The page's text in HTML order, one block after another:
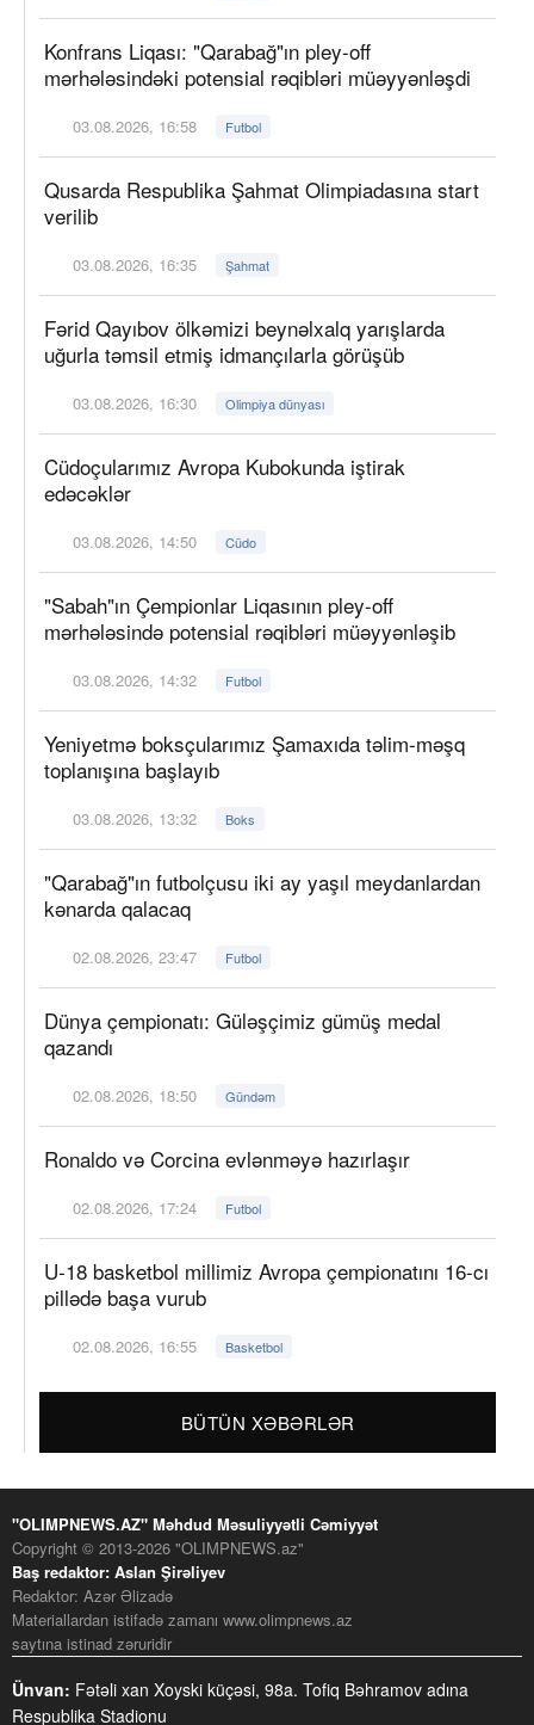
Konfrans Liqası: "Qarabağ"ın pley-off
mərhələsindəki potensial rəqibləri müəyyənləşdi
03.08.2026, 16:58 Futbol
Qusarda Respublika Şahmat Olimpiadasına start
verilib
03.08.2026, 16:35 Şahmat
Fərid Qayıbov ölkəmizi beynəlxalq yarışlarda
uğurla təmsil etmiş idmançılarla görüşüb
03.08.2026, 16:30 Olimpiya dünyası
Cüdoçularımız Avropa Kubokunda iştirak
edəcəklər
03.08.2026, 14:50 Cüdo
"Sabah"ın Çempionlar Liqasının pley-off
mərhələsində potensial rəqibləri müəyyənləşib
03.08.2026, 14:32 Futbol
Yeniyetmə boksçularımız Şamaxıda təlim-məşq
toplanışına başlayıb
03.08.2026, 13:32 Boks
"Qarabağ"ın futbolçusu iki ay yaşıl meydanlardan
kənarda qalacaq
02.08.2026, 23:47 Futbol
Dünya çempionatı: Güləşçimiz gümüş medal
qazandı
02.08.2026, 18:50 Gündəm
Ronaldo və Corcina evlənməyə hazırlaşır
02.08.2026, 17:24 Futbol
U-18 basketbol millimiz Avropa çempionatını 16-cı
pillədə başa vurub
02.08.2026, 16:55 Basketbol
BÜTÜN XƏBƏRLƏR
"OLIMPNEWS.AZ" Məhdud Məsuliyyətli Cəmiyyət
Copyright © 2013-2026 "OLIMPNEWS.az"
Baş redaktor: Aslan Şirəliyev
Redaktor: Azər Əlizadə
Materiallardan istifadə zamanı www.olimpnews.az
saytına istinad zəruridir
Ünvan: Fətəli xan Xoyski küçəsi, 98a. Tofiq Bəhramov adına
Respublika Stadionu